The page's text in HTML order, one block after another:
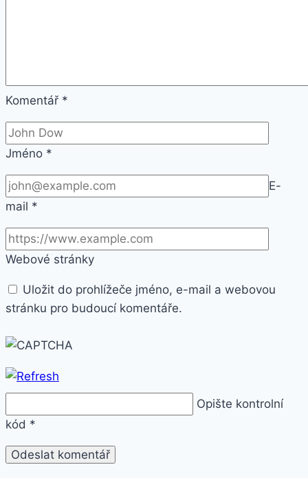
Komentář *
Jméno *
E-
mail *
Webové stránky
Uložit do prohlížeče jméno, e-mail a webovou
stránku pro budoucí komentáře.
Opište kontrolní
kód *